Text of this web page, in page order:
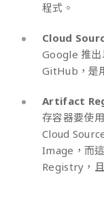
程式。
Cloud
Google 推出
GitHub，是
Artifact
存容器要使
Cloud
Image，而
Registry，